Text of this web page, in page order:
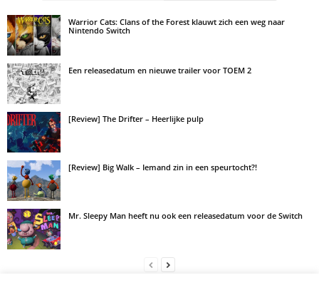
Warrior Cats: Clans of the Forest klauwt zich een weg naar
Nintendo Switch
Een releasedatum en nieuwe trailer voor TOEM 2
[Review] The Drifter – Heerlijke pulp
[Review] Big Walk – Iemand zin in een speurtocht?!
Mr. Sleepy Man heeft nu ook een releasedatum voor de Switch